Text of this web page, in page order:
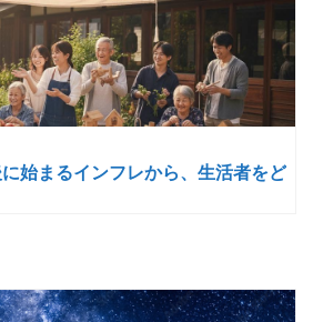
始まるインフレから、生活者をど